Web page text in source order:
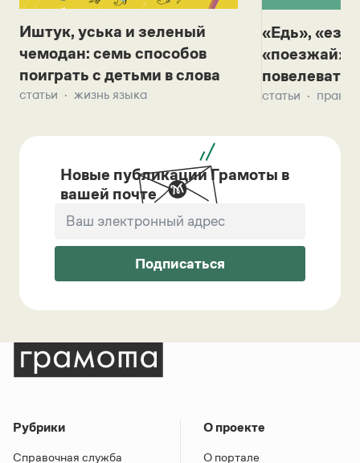
Иштук, уська и зеленый
чемодан: семь способов
поиграть с детьми в слова
статьи жизнь языка
«Едь»,
«поезжай»?
повелевать
статьи
Новые публикации Грамоты в
вашей почте
Подписаться
Рубрики
Справочная служба
О проекте
О портале